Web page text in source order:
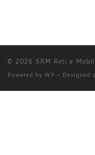
© 2026 SRM Reti e
Powered by WP – Designed